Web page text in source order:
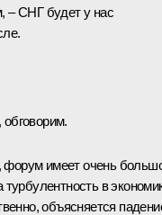
– СНГ будет у нас
форум имеет очень
турбулентность в
объясняется